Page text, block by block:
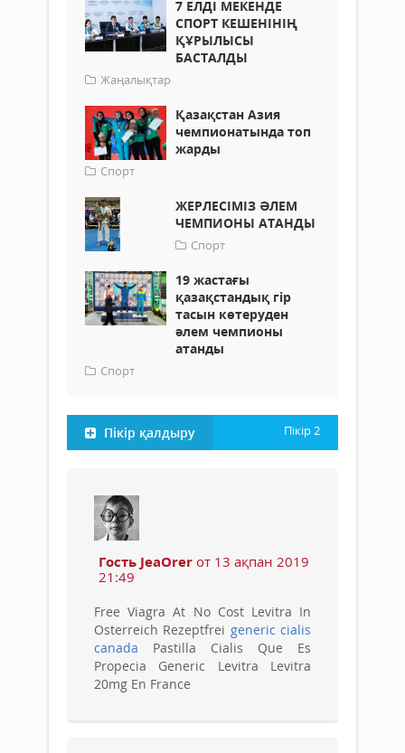
7 ЕЛДІ МЕКЕНДЕ
СПОРТ КЕШЕНІНІҢ
ҚҰРЫЛЫСЫ
БАСТАЛДЫ
Жаңалықтар
Қазақстан Азия
чемпионатында топ
жарды
Спорт
ЖЕРЛЕСІМІЗ ӘЛЕМ
ЧЕМПИОНЫ АТАНДЫ
Спорт
19 жастағы
қазақстандық гір
тасын көтеруден
әлем чемпионы
атанды
Спорт
Пікір қалдыру Пікір2
Гость JeaOrer от 13 ақпан 2019
21:49
Free Viagra At No Cost Levitra In
Osterreich Rezeptfrei generic cialis
canada Pastilla Cialis Que Es
Propecia Generic Levitra Levitra
20mg En France